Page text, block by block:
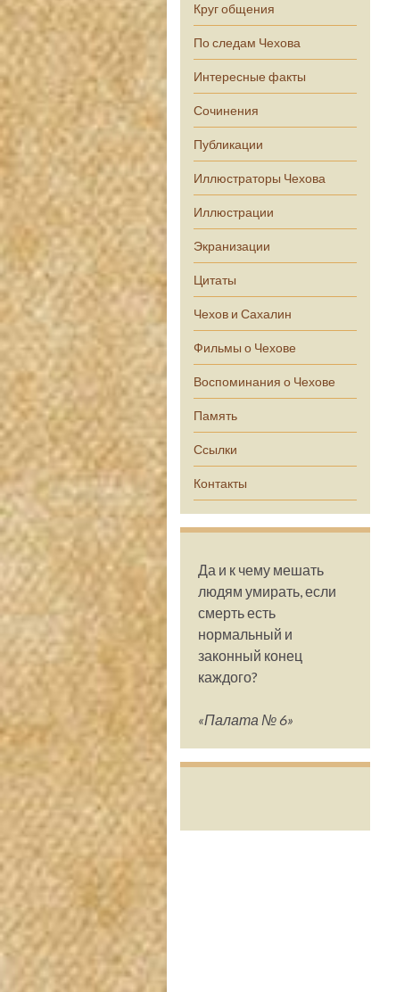
Круг общения
По следам Чехова
Интересные факты
Сочинения
Публикации
Иллюстраторы Чехова
Иллюстрации
Экранизации
Цитаты
Чехов и Сахалин
Фильмы о Чехове
Воспоминания о Чехове
Память
Ссылки
Контакты
Да и к чему мешать
людям умирать, если
смерть есть
нормальный и
законный конец
каждого?
«Палата № 6»